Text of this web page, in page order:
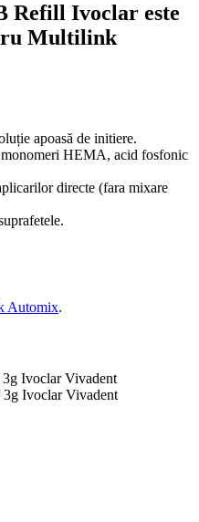
Ivoclar este
Multilink
apoasă de initiere.
HEMA, acid fosfonic
directe (fara mixare
Automix.
Ivoclar Vivadent
Ivoclar Vivadent